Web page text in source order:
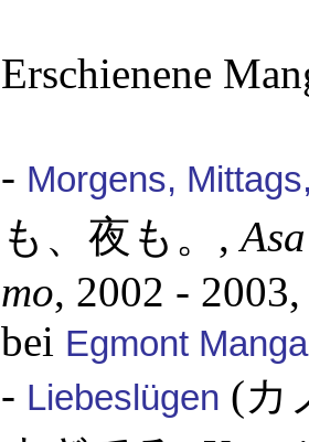
Erschienene
- Morgens,
も、夜も。,
mo, 2002 -
bei Egmont Manga
- Liebeslügen (カ